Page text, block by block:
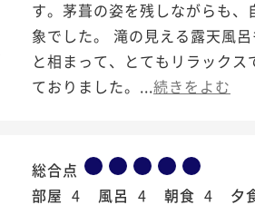
す。茅葺の姿を残しながらも
象でした。 滝の見える露天風
と相まって、とてもリラック
ておりました。...続きをよむ
総合点
部屋 4 風呂 4 朝食 4 夕